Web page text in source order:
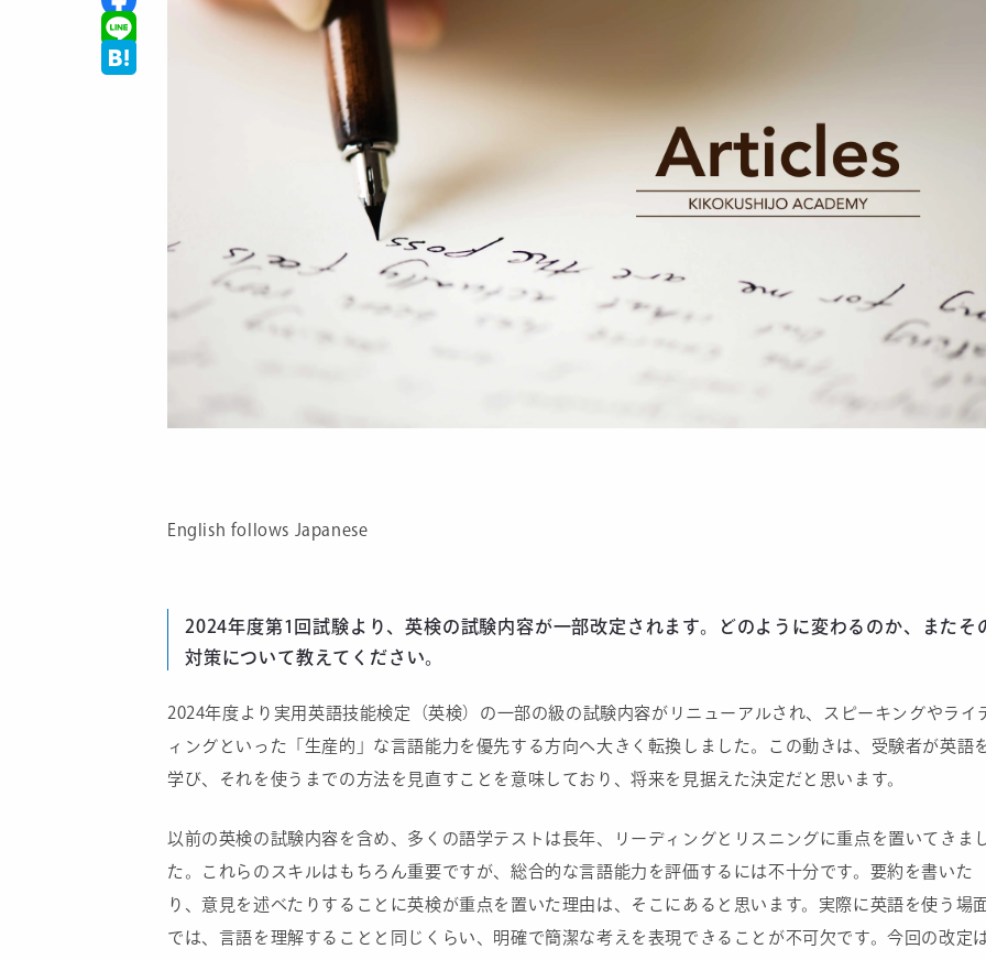
English follows Japanese
2024年度第1回試験より、英検の試験内容が一部改定されます。どのように変わるのか、またそ
対策について教えてください。
2024年度より実用英語技能検定（英検）の一部の級の試験内容がリニューアルされ、スピーキングやライ
ィングといった「生産的」な言語能力を優先する方向へ大きく転換しました。この動きは、受験者が英語
学び、それを使うまでの方法を見直すことを意味しており、将来を見据えた決定だと思います。
以前の英検の試験内容を含め、多くの語学テストは長年、リーディングとリスニングに重点を置いてきま
た。これらのスキルはもちろん重要ですが、総合的な言語能力を評価するには不十分です。要約を書いた
り、意見を述べたりすることに英検が重点を置いた理由は、そこにあると思います。実際に英語を使う場
では、言語を理解することと同じくらい、明確で簡潔な考えを表現できることが不可欠です。今回の改定